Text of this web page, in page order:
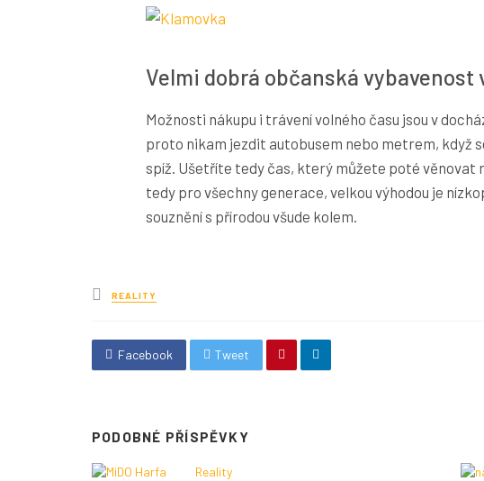
Velmi dobrá občanská vybavenost
Možnosti nákupu i trávení volného času jsou v
proto nikam jezdit autobusem nebo metrem, když
spíž. Ušetříte tedy čas, který můžete poté věnovat
tedy pro všechny generace, velkou výhodou je
souznění s přírodou všude kolem.
Posted
in
REALITY
Facebook Tweet
PODOBNÉ PŘÍSPĚVKY
Reality